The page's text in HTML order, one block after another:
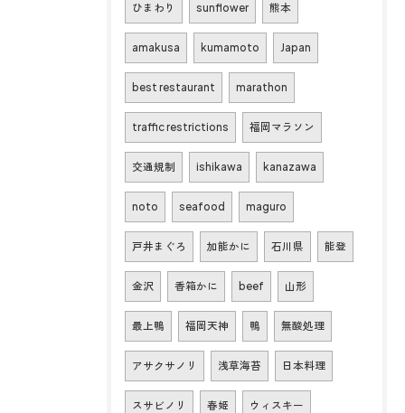
ひまわり sunflower 熊本
amakusa kumamoto Japan
best restaurant marathon
traffic restrictions 福岡マラソン
交通規制 ishikawa kanazawa
noto seafood maguro
戸井まぐろ 加能かに 石川県 能登
金沢 香箱かに beef 山形
最上鴨 福岡天神 鴨 無酸処理
アサクサノリ 浅草海苔 日本料理
スサビノリ 春姫 ウィスキー